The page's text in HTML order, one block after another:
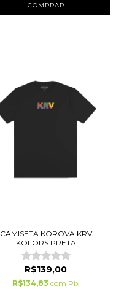
COMPRAR
CAMISETA KOROVA KRV
KOLORS PRETA
R$139,00
R$134,83 com Pix